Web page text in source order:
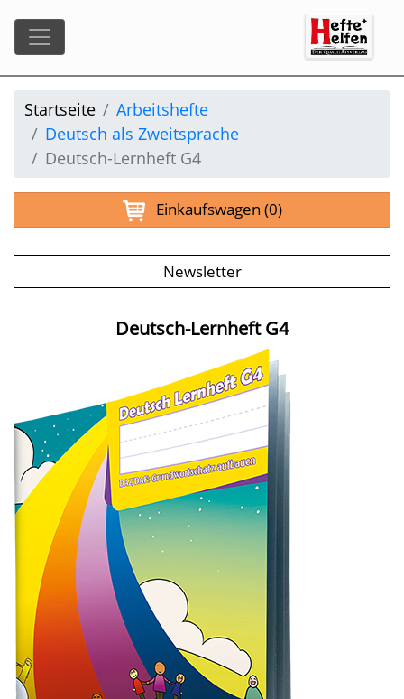
Startseite
Arbeitshefte
Deutsch als Zweitsprache
Deutsch-Lernheft G4
Einkaufswagen (0)
Newsletter
Deutsch-Lernheft G4